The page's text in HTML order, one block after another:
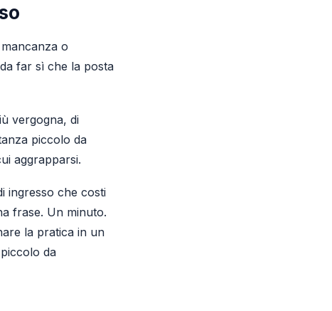
o
far sì che la posta
vergogna, di
piccolo da
aggrapparsi.
ingresso che costi
frase. Un minuto.
la pratica in un
da